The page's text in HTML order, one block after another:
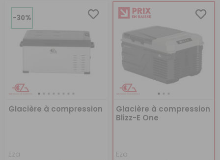
-30%
Glacière à compression
Eza
Glacière à compression
Blizz-E One
Eza